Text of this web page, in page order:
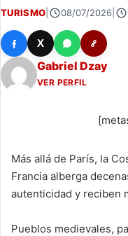
TURISMO 08/07/2026
X
Gabriel Dzay
VER PERFIL
Más allá de París, la
Francia alberga
autenticidad y reciben
Pueblos medievales,